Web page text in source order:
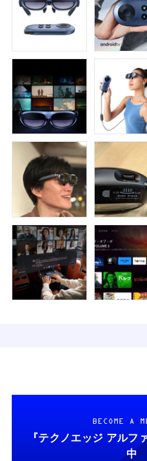
BECOME A
『テクノエッジ アルフ
中